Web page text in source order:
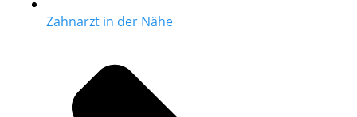
Zahnarzt in der Nähe